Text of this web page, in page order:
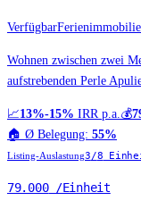
VerfügbarFerienimmobilie
Wohnen zwischen zwei
aufstrebenden Perle
📈13%-15% IRR p.a. 💰
🏠 Ø Belegung: 55%
Listing-Auslastung3/8
79.000/Einheit